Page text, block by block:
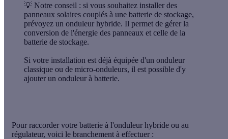
💡 Notre conseil : si vous souhaitez installer des
panneaux solaires couplés à une batterie de stockage,
prévoyez un onduleur hybride. Il permet de gérer la
conversion de l'énergie des panneaux et celle de la
batterie de stockage.
Si votre installation est déjà équipée d'un onduleur
classique ou de micro-onduleurs, il est possible d'y
ajouter un onduleur à batterie.
Pour raccorder votre batterie à l'onduleur hybride ou au
régulateur, voici le branchement à effectuer :